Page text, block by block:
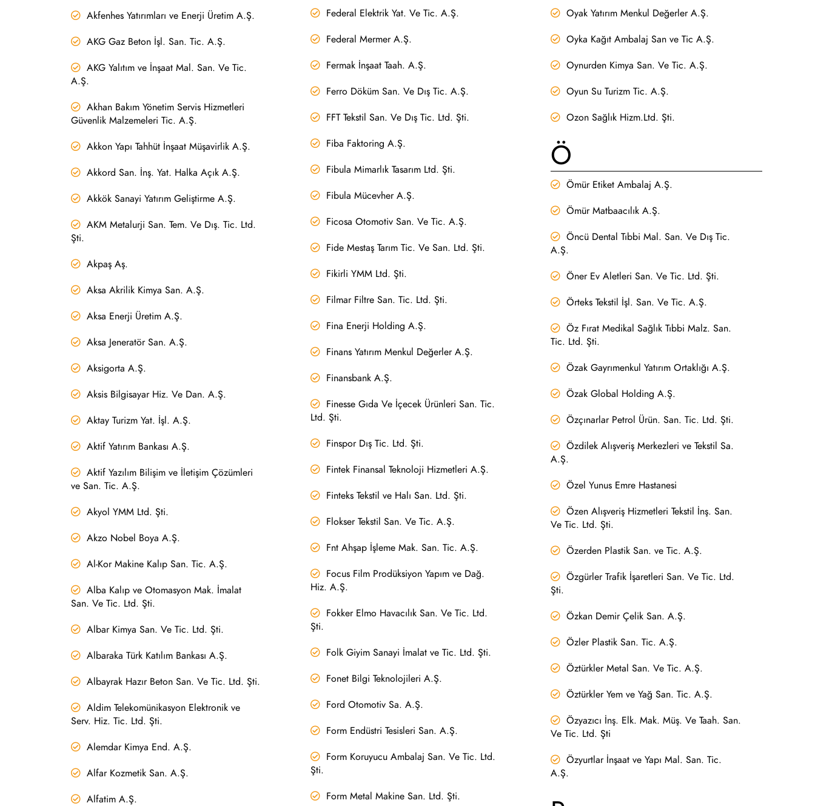
Akfenhes Yatırımları ve Enerji Üretim A.Ş.
AKG Gaz Beton İşl. San. Tic. A.Ş.
AKG Yalıtım ve İnşaat Mal. San. Ve Tic.
A.Ş.
Akhan Bakım Yönetim Servis Hizmetleri
Güvenlik Malzemeleri Tic. A.Ş.
Akkon Yapı Tahhüt İnşaat Müşavirlik A.Ş.
Akkord San. İnş. Yat. Halka Açık A.Ş.
Akkök Sanayi Yatırım Geliştirme A.Ş.
AKM Metalurji San. Tem. Ve Dış. Tic. Ltd.
Şti.
Akpaş Aş.
Aksa Akrilik Kimya San. A.Ş.
Aksa Enerji Üretim A.Ş.
Aksa Jeneratör San. A.Ş.
Aksigorta A.Ş.
Aksis Bilgisayar Hiz. Ve Dan. A.Ş.
Aktay Turizm Yat. İşl. A.Ş.
Aktif Yatırım Bankası A.Ş.
Aktif Yazılım Bilişim ve İletişim Çözümleri
ve San. Tic. A.Ş.
Akyol YMM Ltd. Şti.
Akzo Nobel Boya A.Ş.
Al-Kor Makine Kalıp San. Tic. A.Ş.
Alba Kalıp ve Otomasyon Mak. İmalat
San. Ve Tic. Ltd. Şti.
Albar Kimya San. Ve Tic. Ltd. Şti.
Albaraka Türk Katılım Bankası A.Ş.
Albayrak Hazır Beton San. Ve Tic. Ltd. Şti.
Aldim Telekomünikasyon Elektronik ve
Serv. Hiz. Tic. Ltd. Şti.
Alemdar Kimya End. A.Ş.
Alfar Kozmetik San. A.Ş.
Alfatim A.Ş.
Federal Elektrik Yat. Ve Tic. A.Ş.
Federal Mermer A.Ş.
Fermak İnşaat Taah. A.Ş.
Ferro Döküm San. Ve Dış Tic. A.Ş.
FFT Tekstil San. Ve Dış Tic. Ltd. Şti.
Fiba Faktoring A.Ş.
Fibula Mimarlık Tasarım Ltd. Şti.
Fibula Mücevher A.Ş.
Ficosa Otomotiv San. Ve Tic. A.Ş.
Fide Mestaş Tarım Tic. Ve San. Ltd. Şti.
Fikirli YMM Ltd. Şti.
Filmar Filtre San. Tic. Ltd. Şti.
Fina Enerji Holding A.Ş.
Finans Yatırım Menkul Değerler A.Ş.
Finansbank A.Ş.
Finesse Gıda Ve İçecek Ürünleri San. Tic.
Ltd. Şti.
Finspor Dış Tic. Ltd. Şti.
Fintek Finansal Teknoloji Hizmetleri A.Ş.
Finteks Tekstil ve Halı San. Ltd. Şti.
Flokser Tekstil San. Ve Tic. A.Ş.
Fnt Ahşap İşleme Mak. San. Tic. A.Ş.
Focus Film Prodüksiyon Yapım ve Dağ.
Hiz. A.Ş.
Fokker Elmo Havacılık San. Ve Tic. Ltd.
Şti.
Folk Giyim Sanayi İmalat ve Tic. Ltd. Şti.
Fonet Bilgi Teknolojileri A.Ş.
Ford Otomotiv Sa. A.Ş.
Form Endüstri Tesisleri San. A.Ş.
Form Koruyucu Ambalaj San. Ve Tic. Ltd.
Şti.
Form Metal Makine San. Ltd. Şti.
Oyak Yatırım Menkul Değerler A.Ş.
Oyka Kağıt Ambalaj San ve Tic A.Ş.
Oynurden Kimya San. Ve Tic. A.Ş.
Oyun Su Turizm Tic. A.Ş.
Ozon Sağlık Hizm.Ltd. Şti.
Ö
Ömür Etiket Ambalaj A.Ş.
Ömür Matbaacılık A.Ş.
Öncü Dental Tıbbi Mal. San. Ve Dış Tic.
A.Ş.
Öner Ev Aletleri San. Ve Tic. Ltd. Şti.
Örteks Tekstil İşl. San. Ve Tic. A.Ş.
Öz Fırat Medikal Sağlık Tıbbi Malz. San.
Tic. Ltd. Şti.
Özak Gayrımenkul Yatırım Ortaklığı A.Ş.
Özak Global Holding A.Ş.
Özçınarlar Petrol Ürün. San. Tic. Ltd. Şti.
Özdilek Alışveriş Merkezleri ve Tekstil Sa.
A.Ş.
Özel Yunus Emre Hastanesi
Özen Alışveriş Hizmetleri Tekstil İnş. San.
Ve Tic. Ltd. Şti.
Özerden Plastik San. ve Tic. A.Ş.
Özgürler Trafik İşaretleri San. Ve Tic. Ltd.
Şti.
Özkan Demir Çelik San. A.Ş.
Özler Plastik San. Tic. A.Ş.
Öztürkler Metal San. Ve Tic. A.Ş.
Öztürkler Yem ve Yağ San. Tic. A.Ş.
Özyazıcı İnş. Elk. Mak. Müş. Ve Taah. San.
Ve Tic. Ltd. Şti
Özyurtlar İnşaat ve Yapı Mal. San. Tic.
A.Ş.